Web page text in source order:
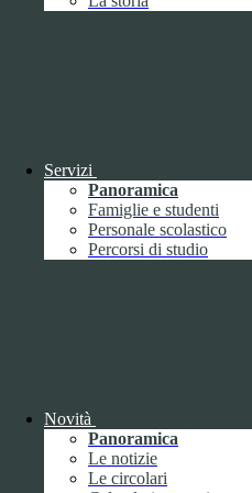
Servizi
Panoramica
Famiglie e studenti
Personale scolastico
Percorsi di studio
Novità
Panoramica
Le notizie
Le circolari
Luglio
Agosto
Settembre